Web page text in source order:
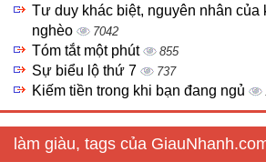
Tư duy khác biệt, nguyên nhân của
nghèo
7042
Tóm tắt một phút 855
Sự biểu lộ thứ 7 737
Kiếm tiền trong khi bạn đang ngủ
làm giàu, tags của